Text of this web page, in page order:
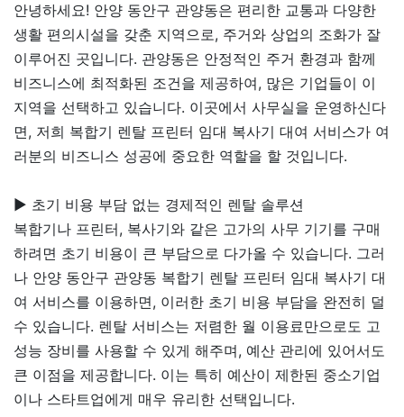
안녕하세요! 안양 동안구 관양동은 편리한 교통과 다양한
생활 편의시설을 갖춘 지역으로, 주거와 상업의 조화가 잘
이루어진 곳입니다. 관양동은 안정적인 주거 환경과 함께
비즈니스에 최적화된 조건을 제공하여, 많은 기업들이 이
지역을 선택하고 있습니다. 이곳에서 사무실을 운영하신다
면, 저희 복합기 렌탈 프린터 임대 복사기 대여 서비스가 여
러분의 비즈니스 성공에 중요한 역할을 할 것입니다.
▶ 초기 비용 부담 없는 경제적인 렌탈 솔루션
복합기나 프린터, 복사기와 같은 고가의 사무 기기를 구매
하려면 초기 비용이 큰 부담으로 다가올 수 있습니다. 그러
나 안양 동안구 관양동 복합기 렌탈 프린터 임대 복사기 대
여 서비스를 이용하면, 이러한 초기 비용 부담을 완전히 덜
수 있습니다. 렌탈 서비스는 저렴한 월 이용료만으로도 고
성능 장비를 사용할 수 있게 해주며, 예산 관리에 있어서도
큰 이점을 제공합니다. 이는 특히 예산이 제한된 중소기업
이나 스타트업에게 매우 유리한 선택입니다.